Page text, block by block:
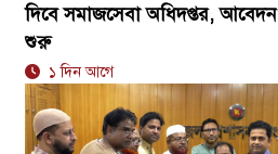
দিবে সমাজসেবা অধিদপ্তর, আবেদন
শুরু
১ দিন আগে